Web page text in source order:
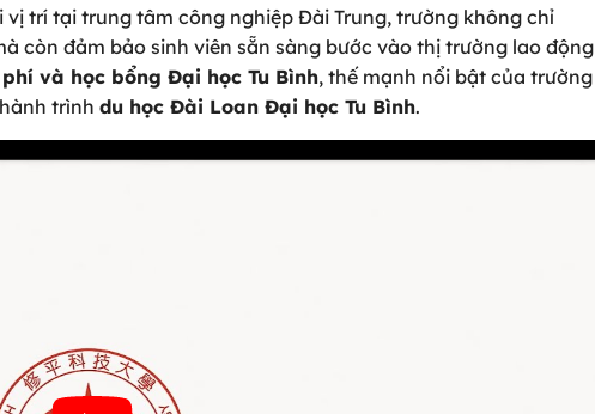
trí tại trung tâm công nghiệp Đài Trung, trường không chỉ
còn đảm bảo sinh viên sẵn sàng bước vào thị trường lao động
và học bổng Đại học Tu Bình, thế mạnh nổi bật của trường
trình du học Đài Loan Đại học Tu Bình.